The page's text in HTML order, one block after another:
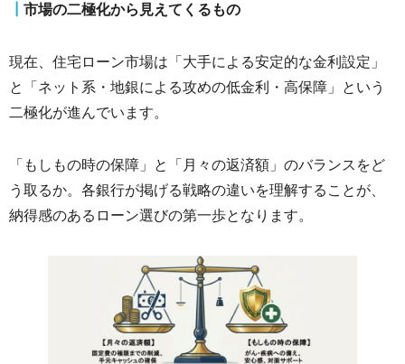
市場の二極化から見えてくるもの
現在、住宅ローン市場は「大手による安定的な金利設定」
と「ネット系・地銀による攻めの低金利・高保障」という
二極化が進んでいます。
「もしもの時の保障」と「月々の返済額」のバランスをど
う取るか。各銀行が掲げる戦略の違いを理解することが、
納得感のあるローン選びの第一歩となります。